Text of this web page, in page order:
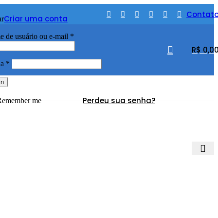
Criar uma conta
de usuário ou e-mail *
*
Perdeu sua senha?
me
R$